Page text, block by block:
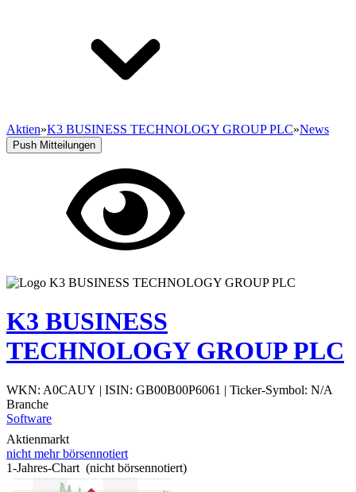
Aktien»K3 BUSINESS TECHNOLOGY GROUP PLC»News
Push Mitteilungen
K3 BUSINESS
TECHNOLOGY GROUP PLC
WKN: A0CAUY | ISIN: GB00B00P6061 | Ticker-Symbol: N/A
Branche
Software
Aktienmarkt
nicht mehr börsennotiert
1-Jahres-Chart (nicht börsennotiert)